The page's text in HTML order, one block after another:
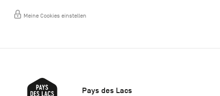
Meine Cookies einstellen
Pays des Lacs